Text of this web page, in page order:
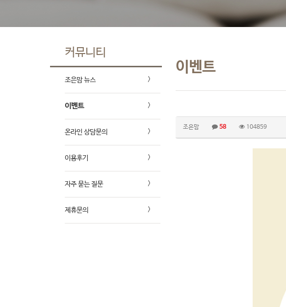
커뮤니티
조은맘 뉴스
이벤트
온라인 상담문의
이용후기
자주 묻는 질문
제휴문의
이벤트
조은맘 58 104859